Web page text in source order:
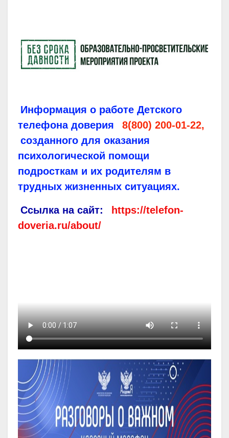
Информация о работе Детского
телефона доверия
8(800) 200-01-22,
созданного для оказания
психологической помощи
подросткам и их родителям в
трудных жизненных ситуациях.
Ссылка на сайт:
https://telefon-
doveria.ru/about/